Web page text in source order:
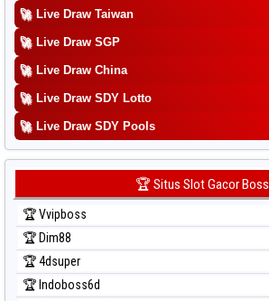
Prediksi North Carolina Day
Prediksi Singapore
Prediksi Sydney
Prediksi Sydney Lottery
Prediksi Sydney Lottery 6d
Prediksi Sydney Lotto
Prediksi Sydney Pools 6d
Prediksi Taipei
Prediksi Taiwan
🚀 Live Draw Taiwan
🚀 Live Draw SGP
🚀 Live Draw China
🚀 Live Draw SDY Lotto
🚀 Live Draw SDY Pools
🏆 Situs Slot Gacor Boss
🏆 Vvipboss
🏆 Dim88
🏆 4dsuper
🏆 Indoboss6d